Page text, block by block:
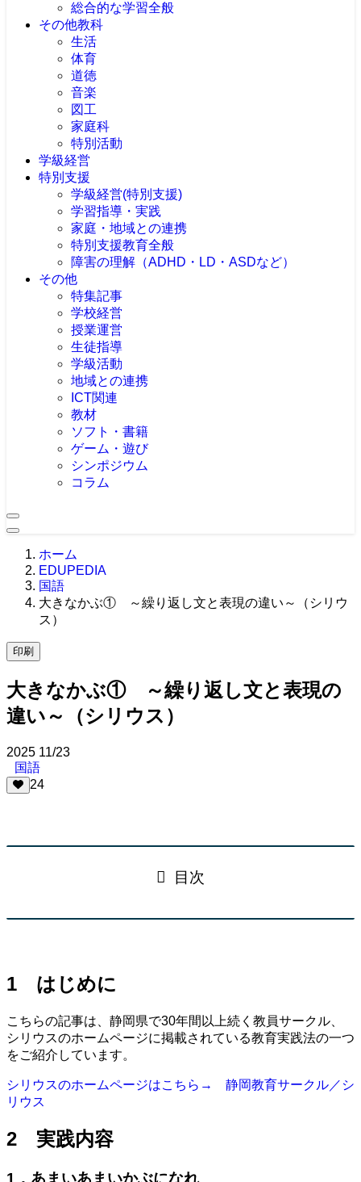
総合的な学習全般
その他教科
生活
体育
道徳
音楽
図工
家庭科
特別活動
学級経営
特別支援
学級経営(特別支援)
学習指導・実践
家庭・地域との連携
特別支援教育全般
障害の理解（ADHD・LD・ASDなど）
その他
特集記事
学校経営
授業運営
生徒指導
学級活動
地域との連携
ICT関連
教材
ソフト・書籍
ゲーム・遊び
シンポジウム
コラム
ホーム
EDUPEDIA
国語
大きなかぶ① ～繰り返し文と表現の違い～（シリウ
ス）
印刷
大きなかぶ① ～繰り返し文と表現の
違い～（シリウス）
2025 11/23
国語
24
目次
1 はじめに
こちらの記事は、静岡県で30年間以上続く教員サークル、
シリウスのホームページに掲載されている教育実践法の一つ
をご紹介しています。
シリウスのホームページはこちら→ 静岡教育サークル／シ
リウス
2 実践内容